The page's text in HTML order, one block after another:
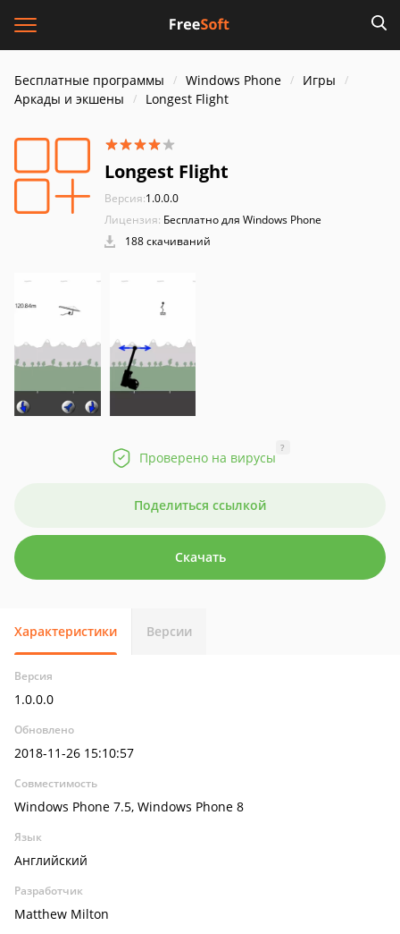
Бесплатные программы Windows Phone
Игры
Аркады и экшены
Longest Flight
Longest Flight
Версия:1.0.0.0
Лицензия: Бесплатно для Windows Phone
188 скачиваний
Проверено на вирусы
?
Поделиться ссылкой
Скачать
Характеристики Версии
Версия
1.0.0.0
Обновлено
2018-11-26 15:10:57
Совместимость
Windows Phone 7.5, Windows Phone 8
Язык
Английский
Разработчик
Matthew Milton